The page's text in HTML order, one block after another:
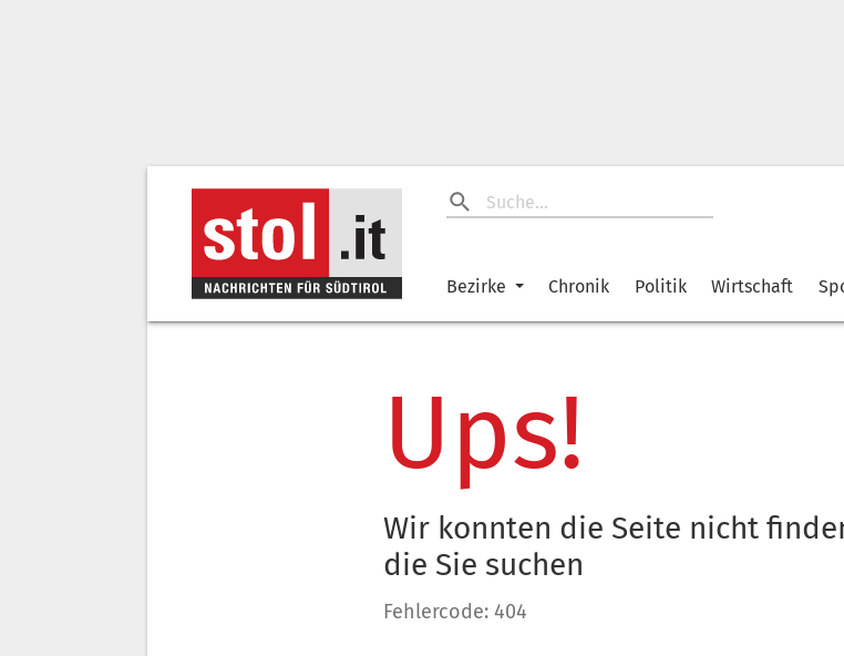
Bezirke Chronik Politik Wirtschaft
Ups!
Wir konnten die Seite nicht
die Sie suchen
Fehlercode: 404